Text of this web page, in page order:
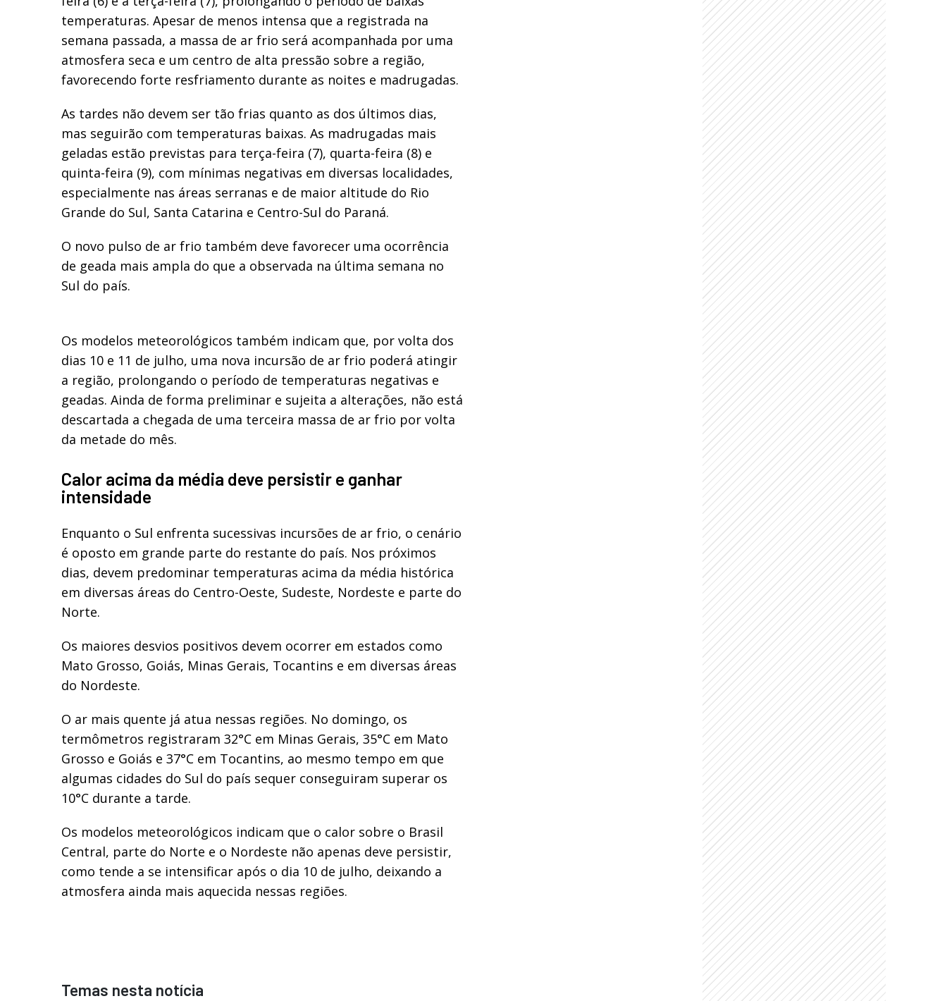
temperaturas. Apesar de menos intensa que a registrada na
semana passada, a massa de ar frio será acompanhada por uma
atmosfera seca e um centro de alta pressão sobre a região,
favorecendo forte resfriamento durante as noites e madrugadas.
As tardes não devem ser tão frias quanto as dos últimos dias,
mas seguirão com temperaturas baixas. As madrugadas mais
geladas estão previstas para terça-feira (7), quarta-feira (8) e
quinta-feira (9), com mínimas negativas em diversas localidades,
especialmente nas áreas serranas e de maior altitude do Rio
Grande do Sul, Santa Catarina e Centro-Sul do Paraná.
O novo pulso de ar frio também deve favorecer uma ocorrência
de geada mais ampla do que a observada na última semana no
Sul do país.
Os modelos meteorológicos também indicam que, por volta dos
dias 10 e 11 de julho, uma nova incursão de ar frio poderá atingir
a região, prolongando o período de temperaturas negativas e
geadas. Ainda de forma preliminar e sujeita a alterações, não está
descartada a chegada de uma terceira massa de ar frio por volta
da metade do mês.
Calor acima da média deve persistir e ganhar
intensidade
Enquanto o Sul enfrenta sucessivas incursões de ar frio, o cenário
é oposto em grande parte do restante do país. Nos próximos
dias, devem predominar temperaturas acima da média histórica
em diversas áreas do Centro-Oeste, Sudeste, Nordeste e parte do
Norte.
Os maiores desvios positivos devem ocorrer em estados como
Mato Grosso, Goiás, Minas Gerais, Tocantins e em diversas áreas
do Nordeste.
O ar mais quente já atua nessas regiões. No domingo, os
termômetros registraram 32°C em Minas Gerais, 35°C em Mato
Grosso e Goiás e 37°C em Tocantins, ao mesmo tempo em que
algumas cidades do Sul do país sequer conseguiram superar os
10°C durante a tarde.
Os modelos meteorológicos indicam que o calor sobre o Brasil
Central, parte do Norte e o Nordeste não apenas deve persistir,
como tende a se intensificar após o dia 10 de julho, deixando a
atmosfera ainda mais aquecida nessas regiões.
Temas nesta notícia